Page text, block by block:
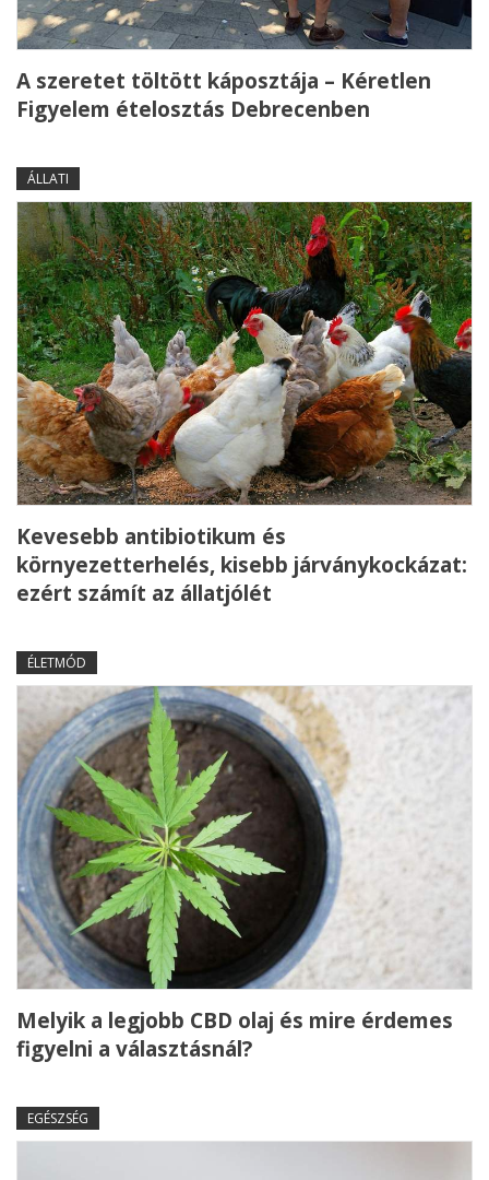
A szeretet töltött káposztája – Kéretlen
Figyelem ételosztás Debrecenben
ÁLLATI
Kevesebb antibiotikum és
környezetterhelés, kisebb járványkockázat:
ezért számít az állatjólét
ÉLETMÓD
Melyik a legjobb CBD olaj és mire érdemes
figyelni a választásnál?
EGÉSZSÉG